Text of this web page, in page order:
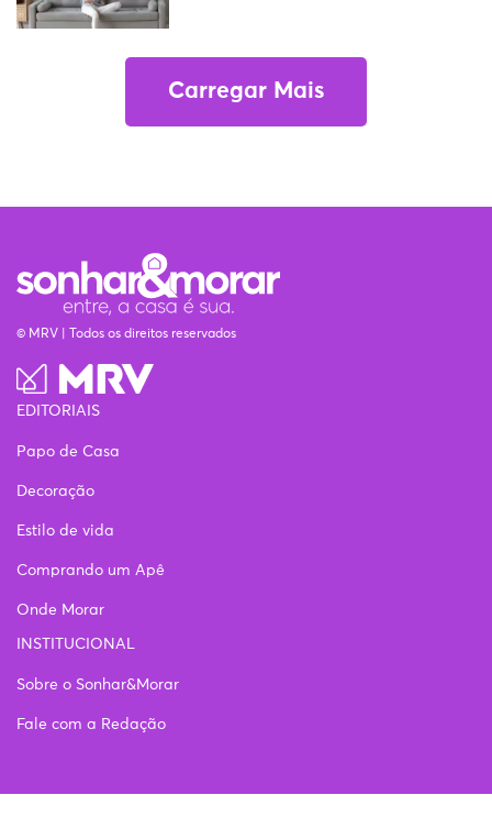
Carregar Mais
© MRV | Todos os direitos reservados
EDITORIAIS
Papo de Casa
Decoração
Estilo de vida
Comprando um Apê
Onde Morar
INSTITUCIONAL
Sobre o Sonhar&Morar
Fale com a Redação